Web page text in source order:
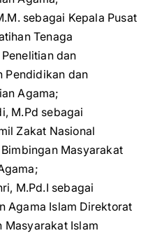
sebagai Kepala Pusat
Tenaga
dan
Pendidikan dan
Agama;
M.Pd sebagai
Zakat Nasional
Masyarakat
M.Pd.I sebagai
Agama Islam Direktorat
Masyarakat Islam